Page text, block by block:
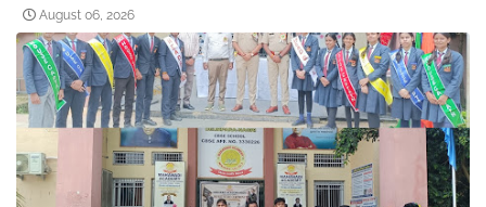
August 06, 2026